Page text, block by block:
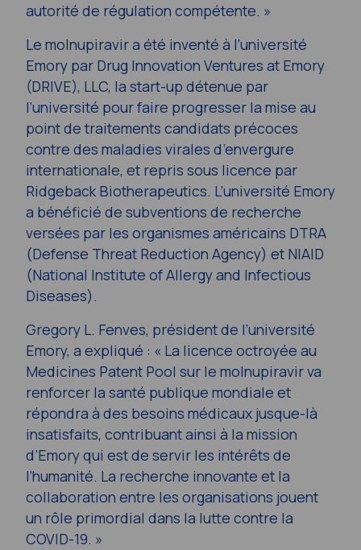
autorité de régulation compétente. »
Le molnupiravir a été inventé à l’université
Emory par Drug Innovation Ventures at Emory
(DRIVE), LLC, la start-up détenue par
l’université pour faire progresser la mise au
point de traitements candidats précoces
contre des maladies virales d’envergure
internationale, et repris sous licence par
Ridgeback Biotherapeutics. L’université Emory
a bénéficié de subventions de recherche
versées par les organismes américains DTRA
(Defense Threat Reduction Agency) et NIAID
(National Institute of Allergy and Infectious
Diseases).
Gregory L. Fenves, président de l’université
Emory, a expliqué : « La licence octroyée au
Medicines Patent Pool sur le molnupiravir va
renforcer la santé publique mondiale et
répondra à des besoins médicaux jusque-là
insatisfaits, contribuant ainsi à la mission
d’Emory qui est de servir les intérêts de
l’humanité. La recherche innovante et la
collaboration entre les organisations jouent
un rôle primordial dans la lutte contre la
COVID-19. »